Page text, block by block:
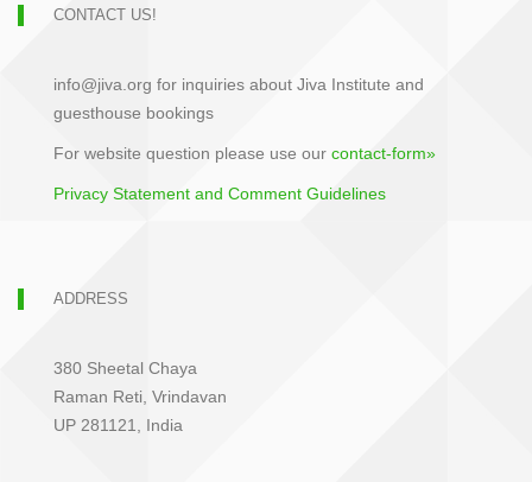
CONTACT US!
info@jiva.org for inquiries about Jiva Institute and
guesthouse bookings
For website question please use our contact-form»
Privacy Statement and Comment Guidelines
ADDRESS
380 Sheetal Chaya
Raman Reti, Vrindavan
UP 281121, India